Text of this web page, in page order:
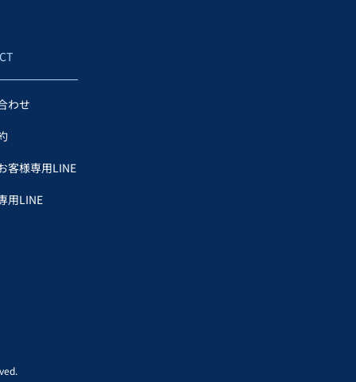
わせ
客様専用LINE
用LINE